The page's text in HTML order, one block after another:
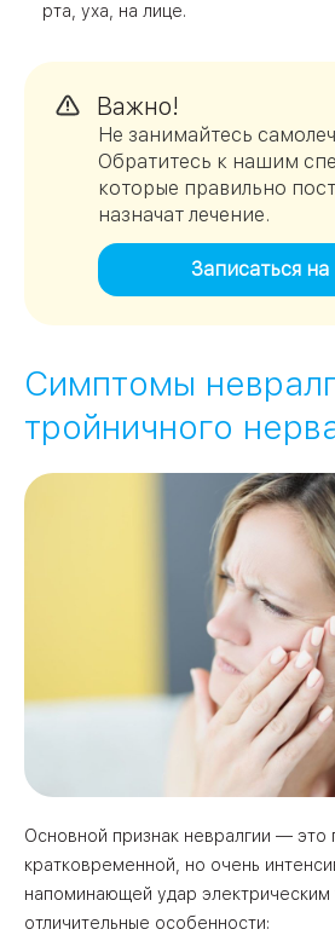
рта, уха, на лице.
Важно!
Не занимайтесь
Обратитесь к нашим
которые правильно
назначат лечение.
Записаться
Симптомы
тройничного
Основной признак невралгии — это
кратковременной, но очень
напоминающей удар
отличительные особенности: